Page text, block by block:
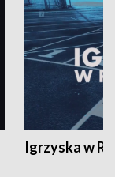
Igrzyska w